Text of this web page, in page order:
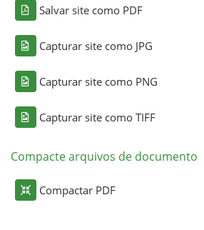
Salvar site como PDF
Capturar site como JPG
Capturar site como PNG
Capturar site como TIFF
Compacte arquivos de documento
Compactar PDF